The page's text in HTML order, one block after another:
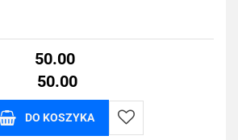
50.00
50.00
DO KOSZYKA